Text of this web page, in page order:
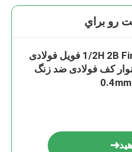
رو براي
1/2H 2B Finish 301 فویل فولادی
کف فولادی ضد زنگ